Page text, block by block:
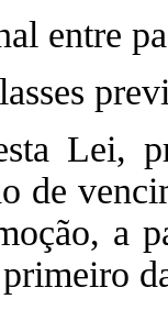
entre
Lei,
de
a